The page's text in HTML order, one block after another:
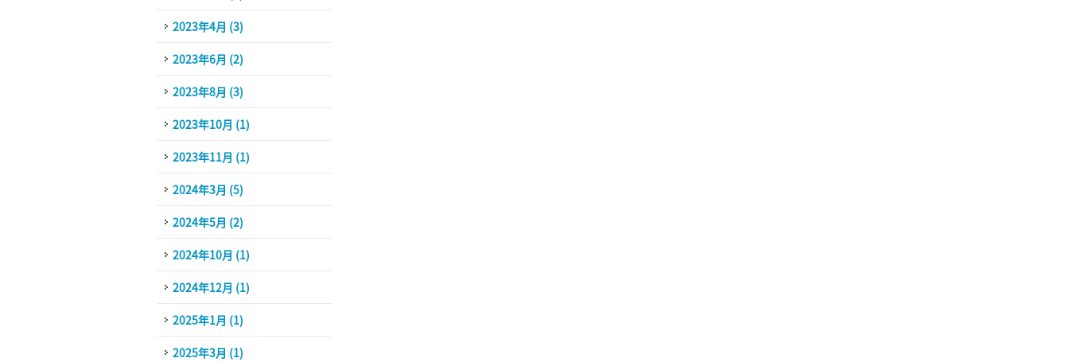
2023年4月 (3)
2023年6月 (2)
2023年8月 (3)
2023年10月 (1)
2023年11月 (1)
2024年3月 (5)
2024年5月 (2)
2024年10月 (1)
2024年12月 (1)
2025年1月 (1)
2025年3月 (1)